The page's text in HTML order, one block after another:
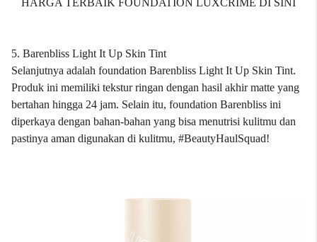
HARGA TERBAIK FOUNDATION LUXCRIME DI SINI
5. Barenbliss Light It Up Skin Tint
Selanjutnya adalah foundation Barenbliss Light It Up Skin Tint.
Produk ini memiliki tekstur ringan dengan hasil akhir matte yang
bertahan hingga 24 jam. Selain itu, foundation Barenbliss ini
diperkaya dengan bahan-bahan yang bisa menutrisi kulitmu dan
pastinya aman digunakan di kulitmu, #BeautyHaulSquad!